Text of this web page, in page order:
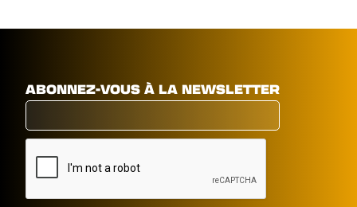
ABONNEZ-VOUS À LA NEWSLETTER